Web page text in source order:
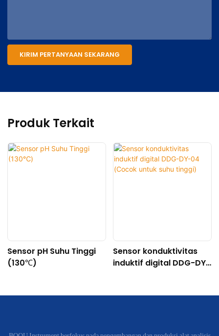
KIRIM PERTANYAAN SEKARANG
Produk Terkait
Sensor pH Suhu Tinggi
(130℃)
Sensor konduktivitas
induktif digital DDG-DY-